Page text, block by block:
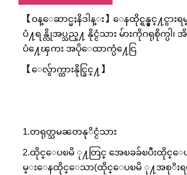
【ဝန္ေဆာင္မႈနိဒါန္း】ေနထိုင္ရန္နွင္႔ငွာ
ပံ႔ရန္လိုအပ္သည္႔ နိုင္ငံသား မ်ားကိုဂရုစိုက္ပါ၊
ပံ႔ေၾကး အပိုေထာက္ပံ႔ေငြ
【ေလွ်ာက္ထားနိုင္ခြင္႔】
1.တရုတ္သမၼတနုိင္ငံသား
2.ထိုင္ေပၿမိ ု႔တြင္ အေၿခခ်ၿပီးထိုင္ေပ
မ္းေနထိုင္ေသာ(ထိုင္ေပၿမိ ု႔အစုိးရၿ